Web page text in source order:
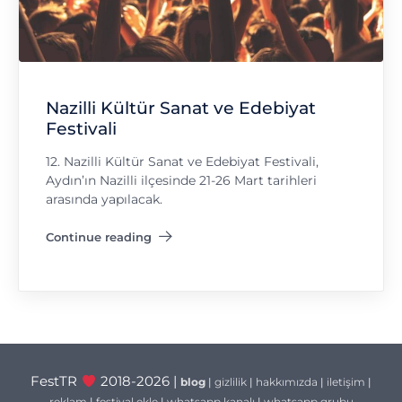
Nazilli Kültür Sanat ve Edebiyat
Festivali
12. Nazilli Kültür Sanat ve Edebiyat Festivali,
Aydın’ın Nazilli ilçesinde 21-26 Mart tarihleri
arasında yapılacak.
Continue reading
"Nazilli Kültür Sanat ve Edebiyat Festivali"
FestTR 2018-2026 | blog| gizlilik| hakkımızda | iletişim |